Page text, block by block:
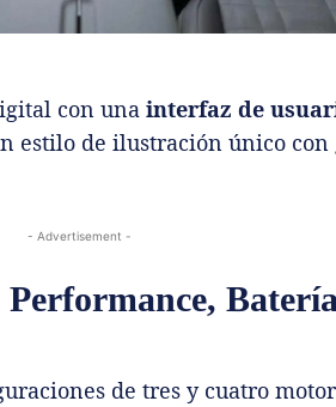
con una interfaz de
estilo de ilustración único
- Advertisement -
de tres y cuatro